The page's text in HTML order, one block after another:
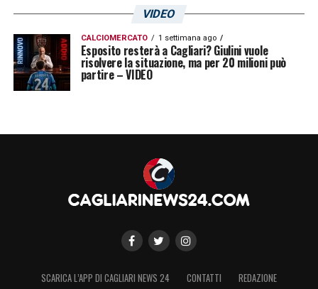
VIDEO
CALCIOMERCATO 1 settimana ago
Esposito resterà a Cagliari? Giulini vuole
risolvere la situazione, ma per 20 milioni può
partire – VIDEO
SCARICA L’APP DI CAGLIARI NEWS 24 CONTATTI
REDAZIONE